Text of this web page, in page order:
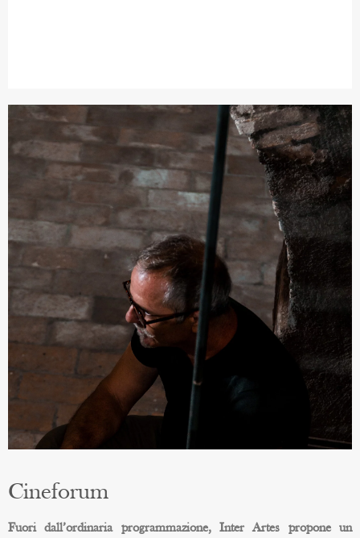
Cineforum
Fuori dall’ordinaria programmazione, Inter Artes propone un